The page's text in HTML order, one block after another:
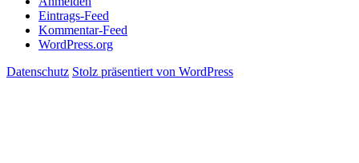
Eintrags-Feed
Kommentar-Feed
WordPress.org
Datenschutz Stolz präsentiert von WordPress